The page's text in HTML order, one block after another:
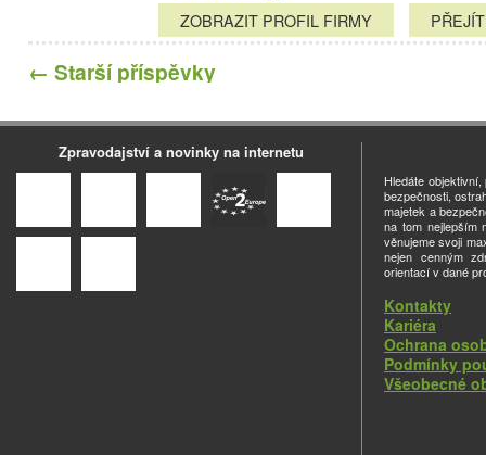
ZOBRAZIT PROFIL FIRMY
← Starší příspěvky
Zpravodajství a novinky na internetu
Hledáte
bezpečnosti,
majetek a
na tom nejlepším
věnujeme svoji
nejen cenným
orientací v dané
Kontakty
Kariéra
Ochrana
Podmínky
Všeobecné